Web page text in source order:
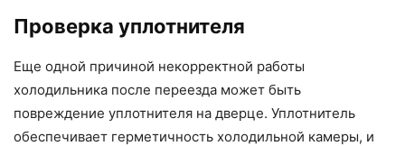
Проверка уплотнителя
Еще одной причиной некорректной работы
холодильника после переезда может быть
повреждение уплотнителя на дверце. Уплотнитель
обеспечивает герметичность холодильной камеры, и